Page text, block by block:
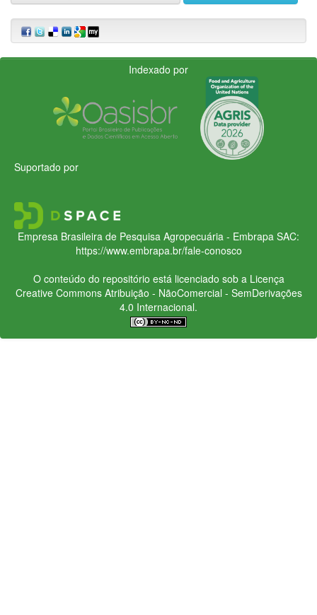
Indexado por
Suportado por
Empresa Brasileira de Pesquisa Agropecuária - Embrapa SAC:
https://www.embrapa.br/fale-conosco
O conteúdo do repositório está licenciado sob a Licença
Creative CommonsAtribuição - NãoComercial - SemDerivações
4.0 Internacional.